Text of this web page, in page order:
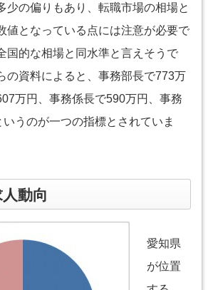
少の偏りもあり、転職市場の相場と
値となっている点には注意が必要で
国的な相場と同水準と言えそうで
の資料によると、事務部長で773万
万円、事務係長で590万円、事務
うのが一つの指標とされていま
動向
愛知県
が位置